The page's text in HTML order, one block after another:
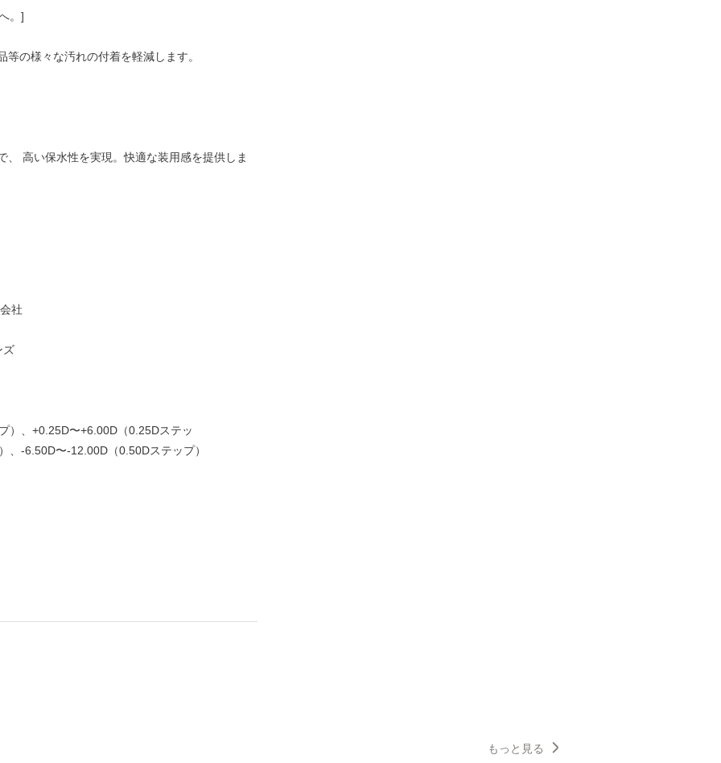
。]
の様々な汚れの付着を軽減します。
高い保水性を実現。快適な装用感を提供しま
社
ズ
）、+0.25D〜+6.00D（0.25Dステッ
-6.50D〜-12.00D（0.50Dステップ）
もっと見る